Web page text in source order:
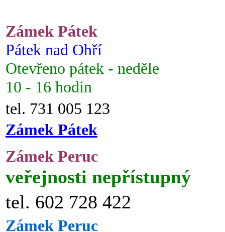
Zámek Pátek
Pátek nad Ohří
Otevřeno pátek - neděle
10 - 16 hodin
tel. 731 005 123
Zámek Pátek
Zámek Peruc
veřejnosti nepřístupný
tel. 602 728 422
Zámek Peruc